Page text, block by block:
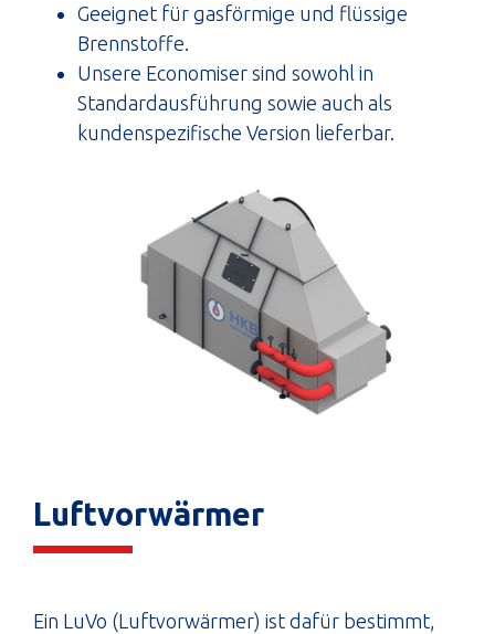
Geeignet für gasförmige und flüssige
Brennstoffe.
Unsere Economiser sind sowohl in
Standardausführung sowie auch als
kundenspezifische Version lieferbar.
Luftvorwärmer
Ein LuVo (Luftvorwärmer) ist dafür bestimmt,